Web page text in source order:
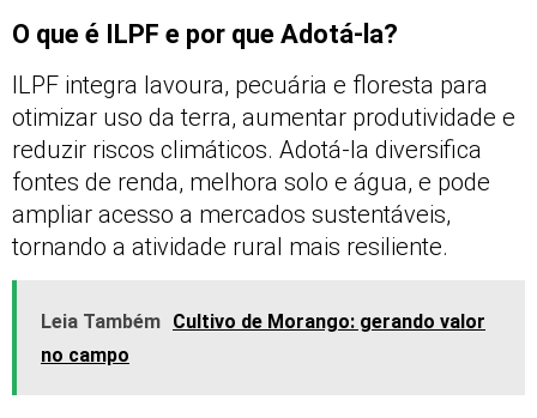
O que é ILPF e por que Adotá-la?
ILPF integra lavoura, pecuária e floresta para
otimizar uso da terra, aumentar produtividade e
reduzir riscos climáticos. Adotá-la diversifica
fontes de renda, melhora solo e água, e pode
ampliar acesso a mercados sustentáveis,
tornando a atividade rural mais resiliente.
Leia Também Cultivo de Morango: gerando valor
no campo